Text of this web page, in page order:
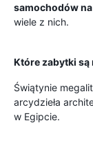
samochodów
wiele z nich.
Które zabytki są
Świątynie
arcydzieła
w Egipcie.